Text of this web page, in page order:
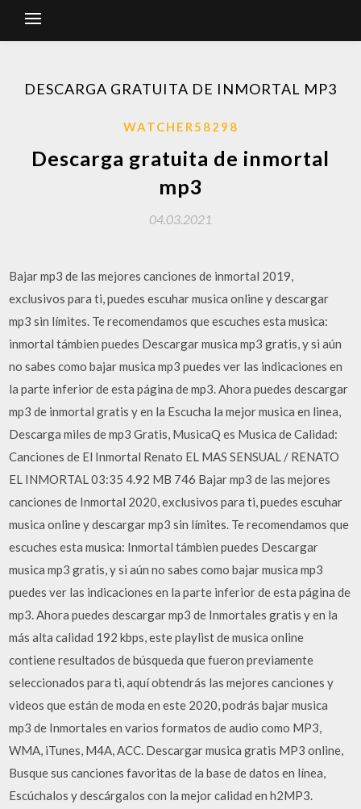
DESCARGA GRATUITA DE INMORTAL MP3
WATCHER58298
Descarga gratuita de inmortal
mp3
04.03.2021
Bajar mp3 de las mejores canciones de inmortal 2019,
exclusivos para ti, puedes escuhar musica online y descargar
mp3 sin límites. Te recomendamos que escuches esta musica:
inmortal támbien puedes Descargar musica mp3 gratis, y si aún
no sabes como bajar musica mp3 puedes ver las indicaciones en
la parte inferior de esta página de mp3. Ahora puedes descargar
mp3 de inmortal gratis y en la Escucha la mejor musica en linea,
Descarga miles de mp3 Gratis, MusicaQ es Musica de Calidad:
Canciones de El Inmortal Renato EL MAS SENSUAL / RENATO
EL INMORTAL 03:35 4.92 MB 746 Bajar mp3 de las mejores
canciones de Inmortal 2020, exclusivos para ti, puedes escuhar
musica online y descargar mp3 sin límites. Te recomendamos que
escuches esta musica: Inmortal támbien puedes Descargar
musica mp3 gratis, y si aún no sabes como bajar musica mp3
puedes ver las indicaciones en la parte inferior de esta página de
mp3. Ahora puedes descargar mp3 de Inmortales gratis y en la
más alta calidad 192 kbps, este playlist de musica online
contiene resultados de búsqueda que fueron previamente
seleccionados para ti, aquí obtendrás las mejores canciones y
videos que están de moda en este 2020, podrás bajar musica
mp3 de Inmortales en varios formatos de audio como MP3,
WMA, iTunes, M4A, ACC. Descargar musica gratis MP3 online,
Busque sus canciones favoritas de la base de datos en línea,
Escúchalos y descárgalos con la mejor calidad en h2MP3.